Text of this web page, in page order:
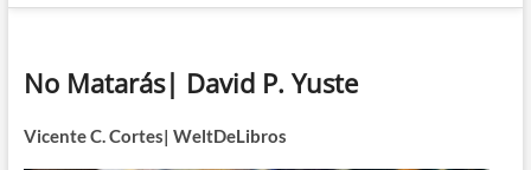
No Matarás| David P. Yuste
Vicente C. Cortes| WeltDeLibros